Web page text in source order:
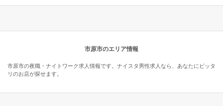
市原市のエリア情報
市原市の夜職・ナイトワーク求人情報です。ナイスタ男性求人なら、あなたにピッタ
リのお店が探せます。